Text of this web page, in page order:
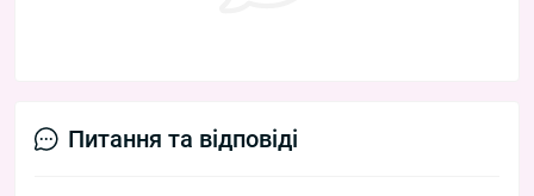
Питання та відповіді